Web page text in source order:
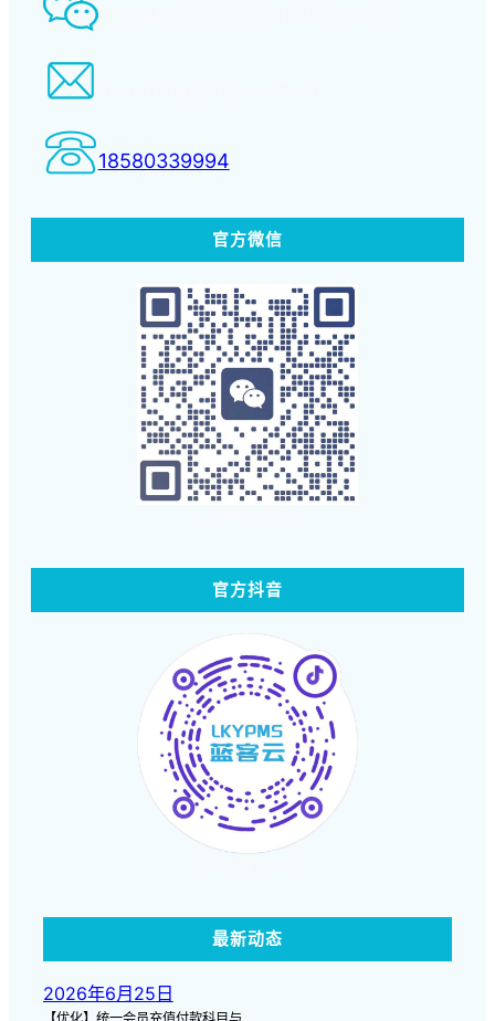
智慧酒店事业部： 18580339994
18580339994
官方微信
官方抖音
最新动态
2026年6月25日